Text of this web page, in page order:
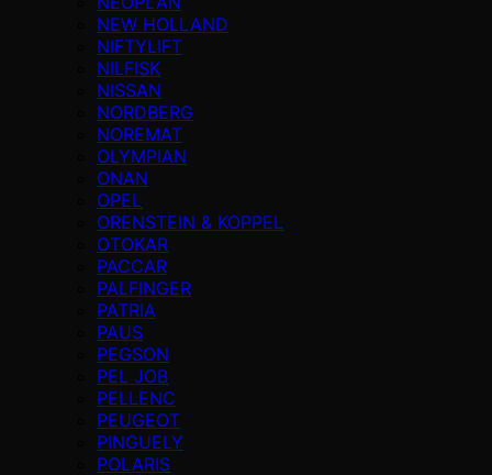
NEW HOLLAND
NIFTYLIFT
NILFISK
NISSAN
NORDBERG
NOREMAT
OLYMPIAN
ONAN
OPEL
ORENSTEIN & KOPPEL
OTOKAR
PACCAR
PALFINGER
PATRIA
PAUS
PEGSON
PEL JOB
PELLENC
PEUGEOT
PINGUELY
POLARIS